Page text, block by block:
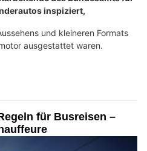
inspiziert,
und kleineren Formats
ausgestattet waren.
für Busreisen –